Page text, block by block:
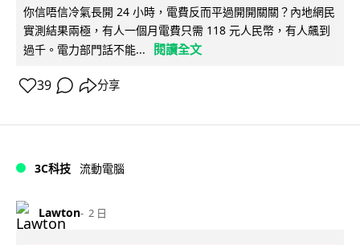
你信唔信冷氣長開 24 小時，電費反而平過開開關關？內地網民
實測結果兩極，有人一個月電費只需 118 元人民幣，有人飆到
過千。電力部門話不能...
閱讀全文
39 分享
3C科技 流動電腦
Lawton 2 日